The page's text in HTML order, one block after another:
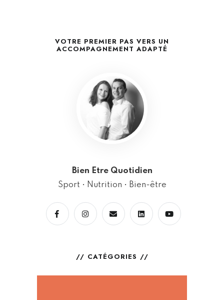
VOTRE PREMIER PAS VERS UN
ACCOMPAGNEMENT ADAPTÉ
Bien Etre Quotidien
Sport • Nutrition • Bien-être
CATÉGORIES